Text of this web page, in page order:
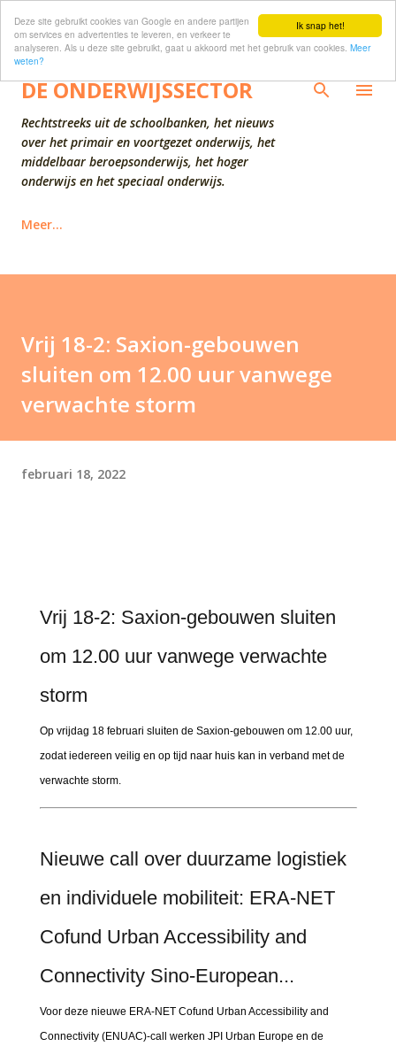
Ik snap het!
Deze site gebruikt cookies van Google en andere partijen
om services en advertenties te leveren, en verkeer te
analyseren. Als u deze site gebruikt, gaat u akkoord met het gebruik van cookies. Meer
weten?
Doorgaan naar hoofdcontent
DE ONDERWIJSSECTOR
Rechtstreeks uit de schoolbanken, het nieuws
over het primair en voortgezet onderwijs, het
middelbaar beroepsonderwijs, het hoger
onderwijs en het speciaal onderwijs.
Meer…
Vrij 18-2: Saxion-gebouwen
sluiten om 12.00 uur vanwege
verwachte storm
februari 18, 2022
Vrij 18-2: Saxion-gebouwen sluiten
om 12.00 uur vanwege verwachte
storm
Op vrijdag 18 februari sluiten de Saxion-gebouwen om 12.00 uur,
zodat iedereen veilig en op tijd naar huis kan in verband met de
verwachte storm.
Nieuwe call over duurzame logistiek
en individuele mobiliteit: ERA-NET
Cofund Urban Accessibility and
Connectivity Sino-European...
Voor deze nieuwe ERA-NET Cofund Urban Accessibility and
Connectivity (ENUAC)-call werken JPI Urban Europe en de